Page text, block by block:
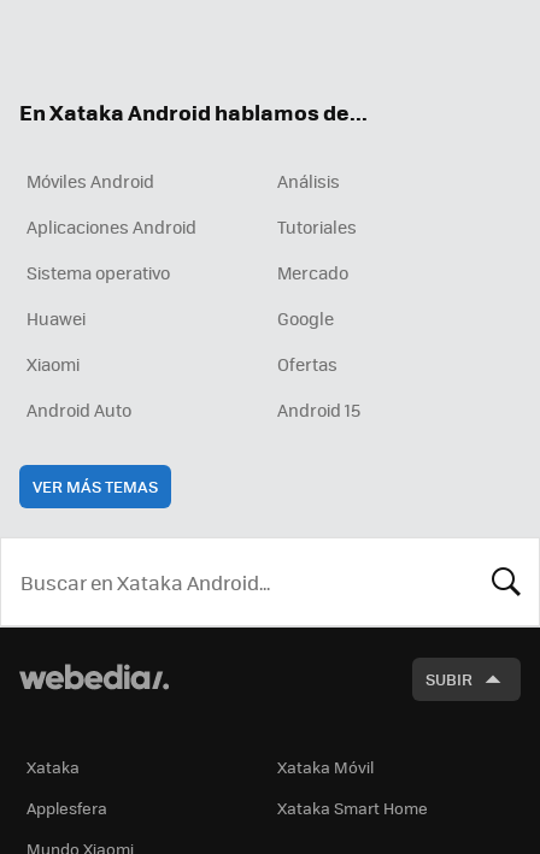
En Xataka Android hablamos de...
Móviles Android
Análisis
Aplicaciones Android
Tutoriales
Sistema operativo
Mercado
Huawei
Google
Xiaomi
Ofertas
Android Auto
Android 15
VER MÁS TEMAS
SUBIR
Xataka
Xataka Móvil
Applesfera
Xataka Smart Home
Mundo Xiaomi